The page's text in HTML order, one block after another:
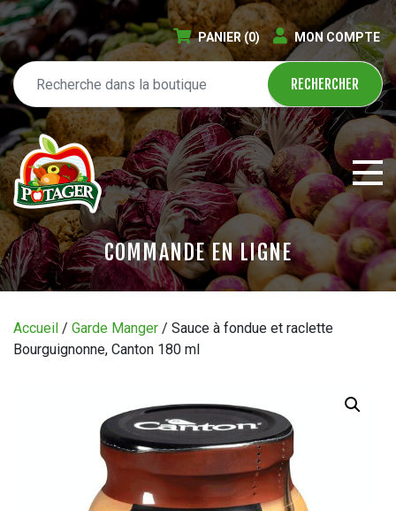
PANIER(0) MON COMPTE
COMMANDE EN LIGNE
CIRCULAIRE
QUI SOMMES-NOUS?
Accueil / Garde Manger / Sauce à fondue et raclette
Bourguignonne, Canton 180 ml